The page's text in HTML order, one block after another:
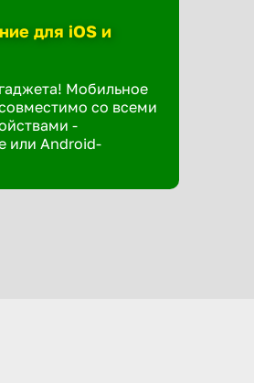
для iOS и
Мобильное
со всеми
-
или Android-